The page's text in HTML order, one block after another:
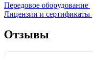
Передовое оборудование
Лицензии и сертификаты
Отзывы